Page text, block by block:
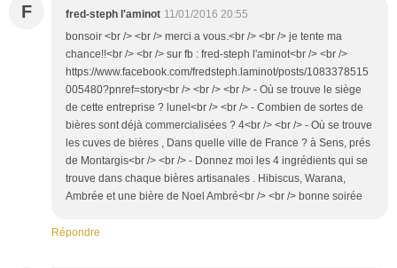
F fred-steph l'aminot 11/01/2016 20:55
bonsoir <br /> <br /> merci a vous.<br /> <br /> je tente ma
chance!!<br /> <br /> sur fb : fred-steph l'aminot<br /> <br />
https://www.facebook.com/fredsteph.laminot/posts/1083378515
005480?pnref=story<br /> <br /> <br /> - Où se trouve le siège
de cette entreprise ? lunel<br /> <br /> - Combien de sortes de
bières sont déjà commercialisées ? 4<br /> <br /> - Où se trouve
les cuves de bières , Dans quelle ville de France ? à Sens, prés
de Montargis<br /> <br /> - Donnez moi les 4 ingrédients qui se
trouve dans chaque bières artisanales . Hibiscus, Warana,
Ambrée et une bière de Noel Ambré<br /> <br /> bonne soirée
Répondre